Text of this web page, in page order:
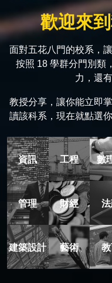
歡迎來
面對五花八門的校系，
按照 18 學群分門別類
力，還
教授分享，讓你能立即
讀該科系，現在就點選
資訊 工程 數
管理 財經
建築設計 藝術